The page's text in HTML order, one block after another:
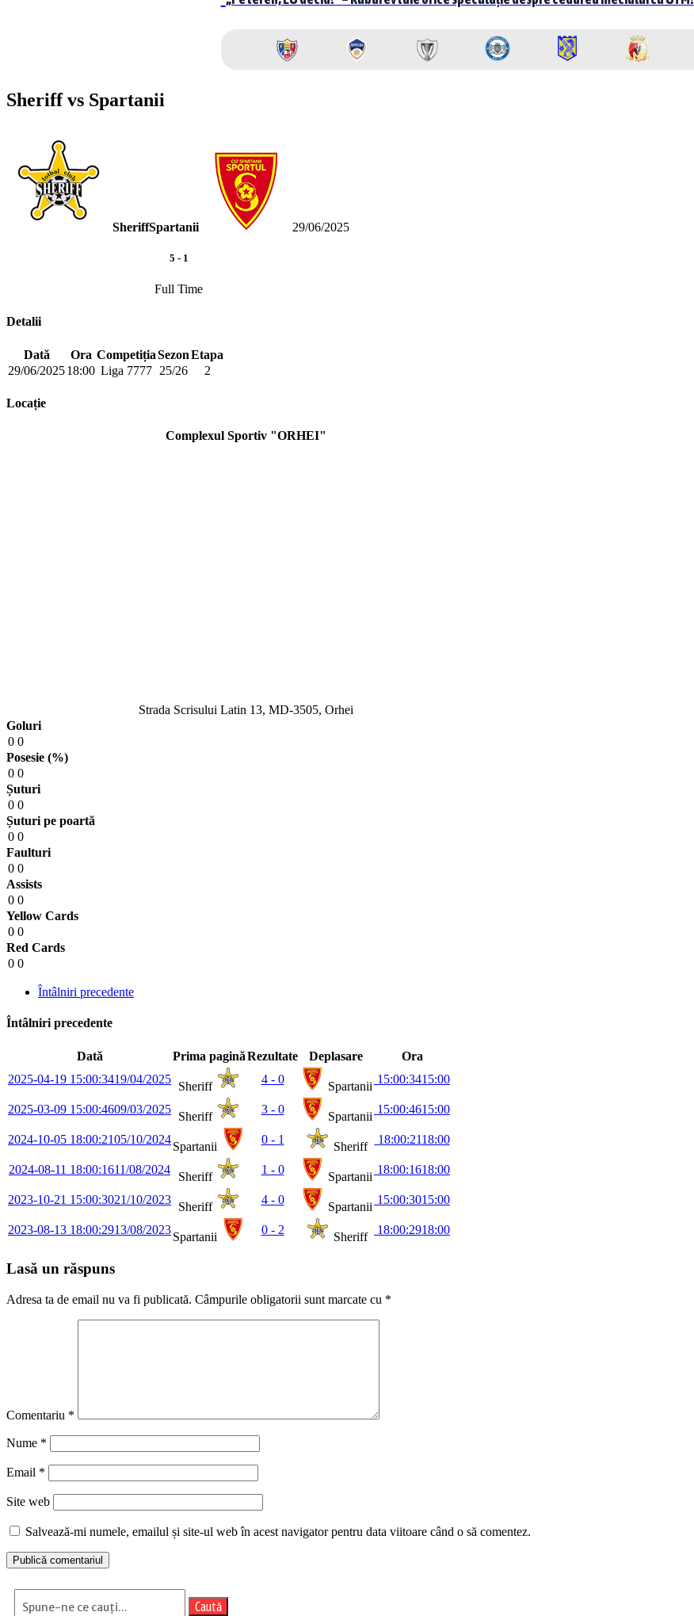
Sheriff vs Spartanii
SheriffSpartanii 29/06/2025
5 - 1
Full Time
Detalii
Dată Ora CompetițiaSezonEtapa
29/06/202518:00 Liga 7777 25/26 2
Locație
Complexul Sportiv "ORHEI"
Strada Scrisului Latin 13, MD-3505, Orhei
Goluri
0 0
Posesie (%)
0 0
Șuturi
0 0
Șuturi pe poartă
0 0
Faulturi
0 0
Assists
0 0
Yellow Cards
0 0
Red Cards
0 0
Întâlniri precedente
Întâlniri precedente
Dată Prima paginăRezultate Deplasare
Ora
2025-04-19 15:00:3419/04/2025
Sheriff
4 - 0
Spartanii
15:00:3415:00
2025-03-09 15:00:4609/03/2025
Sheriff
3 - 0
Spartanii
15:00:4615:00
2024-10-05 18:00:2105/10/2024
Spartanii
0 - 1
Sheriff
18:00:2118:00
2024-08-11 18:00:1611/08/2024
Sheriff
1 - 0
Spartanii
18:00:1618:00
2023-10-21 15:00:3021/10/2023
Sheriff
4 - 0
Spartanii
15:00:3015:00
2023-08-13 18:00:2913/08/2023
Spartanii
0 - 2
Sheriff
18:00:2918:00
Lasă un răspuns
Adresa ta de email nu va fi publicată. Câmpurile obligatorii sunt marcate cu *
Comentariu *
Nume *
Email *
Site web
Salvează-mi numele, emailul și site-ul web în acest navigator pentru data viitoare când o să comentez.
Caută